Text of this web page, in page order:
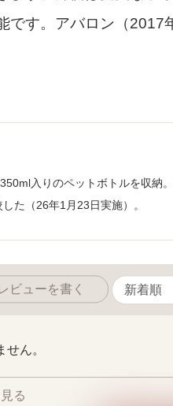
です。アバロン（2017
入りのペットボトルを収納
た（26年1月23日実施）。
ビューを書く
ん。
る